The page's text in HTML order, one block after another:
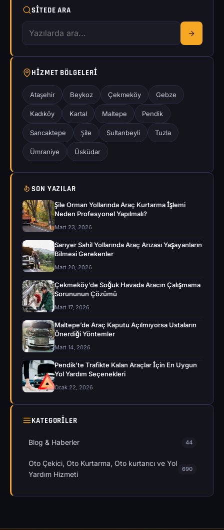
SITEDE ARA
HIZMET BÖLGELERI
Ataşehir Beykoz Çekmeköy Gebze
Kadıköy Kartal Maltepe Pendik
Sancaktepe Şile Sultanbeyli Tuzla
Ümraniye Üsküdar
SON YAZILAR
Şile Orman Yollarında Araç Kurtarma İşlemi
Neden Profesyonel Yapılmalı?
Mart 23, 2026
Sarıyer Sahil Yollarında Araç Arızası Yaşayanların
Bilmesi Gerekenler
Mart 20, 2026
Çekmeköy’de Soğuk Havada Aracın Çalışmama
Sorununun Çözümü
Mart 17, 2026
Maltepe’de Araç Kaputu Açılmıyorsa Ustaların
Önerdiği Yöntemler
Mart 14, 2026
Pendik’te Trafikte Kalan Araçlar İçin En Uygun
Yol Yardım Seçenekleri
Ocak 22, 2026
KATEGORILER
Blog & Haberler 44
Oto Çekici, Oto Kurtarma, Oto kurtarıcı ve Yol
Yardım Hizmeti
690